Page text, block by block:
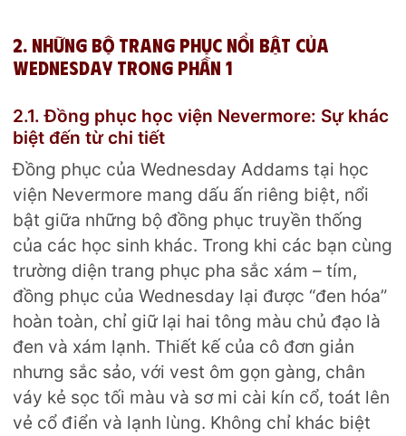
2. Những bộ trang phục nổi bật của
Wednesday trong phần 1
2.1. Đồng phục học viện Nevermore: Sự khác
biệt đến từ chi tiết
Đồng phục của Wednesday Addams tại học
viện Nevermore mang dấu ấn riêng biệt, nổi
bật giữa những bộ đồng phục truyền thống
của các học sinh khác. Trong khi các bạn cùng
trường diện trang phục pha sắc xám – tím,
đồng phục của Wednesday lại được “đen hóa”
hoàn toàn, chỉ giữ lại hai tông màu chủ đạo là
đen và xám lạnh. Thiết kế của cô đơn giản
nhưng sắc sảo, với vest ôm gọn gàng, chân
váy kẻ sọc tối màu và sơ mi cài kín cổ, toát lên
vẻ cổ điển và lạnh lùng. Không chỉ khác biệt